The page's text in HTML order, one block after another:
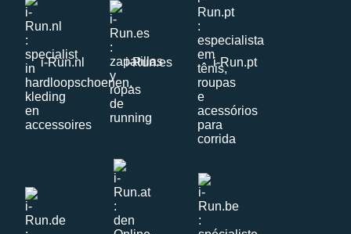
i-Run.nl i-Run.es i-Run.pt